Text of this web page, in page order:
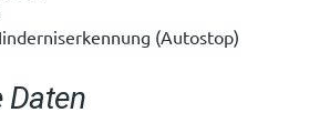
(Autostop)
Daten